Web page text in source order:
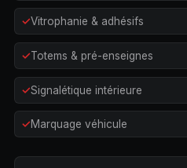
Vitrophanie & adhésifs
Totems & pré-enseignes
Signalétique intérieure
Marquage véhicule